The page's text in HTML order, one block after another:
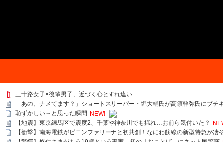
三十路女子×後輩男子、近づく心とすれ違い
「あの、ナメてます？」ショートスリーパー・堀大輔氏が高須幹弥氏にブ
恥ずかしい～と思った瞬間 NEW!
【地震】東京練馬区で震度2、千葉や神奈川でも揺れ…お前ら気付いた？
【衝撃】南海電鉄がピニンファリーナと初共創！なにわ筋線の新型特急が凄